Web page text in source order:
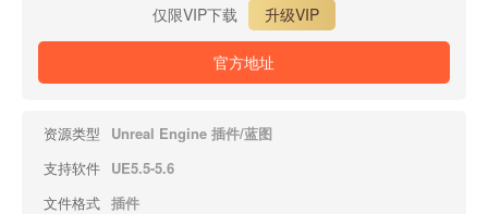
仅限VIP下载
升级VIP
官方地址
资源类型
Unreal Engine 插件/蓝图
支持软件 UE5.5-5.6
文件格式 插件